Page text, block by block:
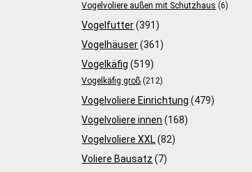
Vogelvoliere außen mit Schutzhaus (6)
Vogelfutter (391)
Vogelhäuser (361)
Vogelkäfig (519)
Vogelkäfig groß (212)
Vogelvoliere Einrichtung (479)
Vogelvoliere innen (168)
Vogelvoliere XXL (82)
Voliere Bausatz (7)